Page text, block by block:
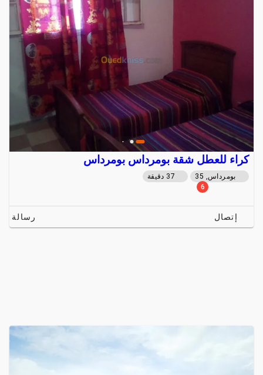
كراء للعطل شقة بومرداس بومرداس
بومرداس, 35
37 دقيقة
6
إتصال رسالة